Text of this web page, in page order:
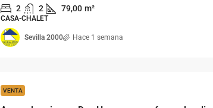
2 2 79,00 m²
CASA-CHALET
Sevilla 2000 Hace 1 semana
VENTA